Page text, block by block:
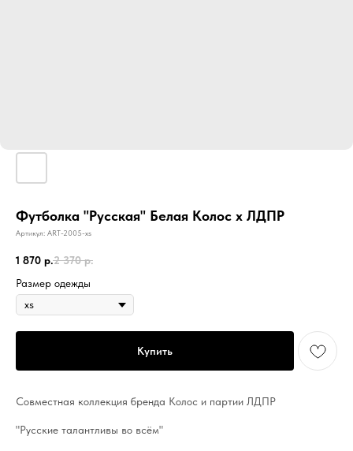
Футболка "Русская" Белая Колос х ЛДПР
Артикул: ART-2005-xs
1 870 р.2 370 р.
Размер одежды
Купить
Совместная коллекция бренда Колос и партии ЛДПР
"Русские талантливы во всём"